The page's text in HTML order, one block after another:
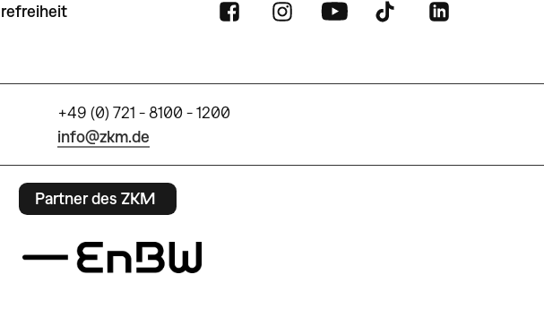
+49 (0) 721 - 8100 - 1200
info@zkm.de
Partner des ZKM